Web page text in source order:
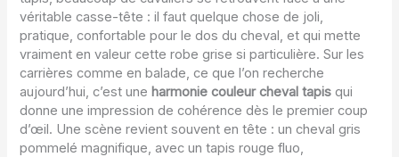
véritable casse-tête : il faut quelque chose de joli,
pratique, confortable pour le dos du cheval, et qui mette
vraiment en valeur cette robe grise si particulière. Sur les
carrières comme en balade, ce que l’on recherche
aujourd’hui, c’est une harmonie couleur cheval tapis qui
donne une impression de cohérence dès le premier coup
d’œil. Une scène revient souvent en tête : un cheval gris
pommelé magnifique, avec un tapis rouge fluo,